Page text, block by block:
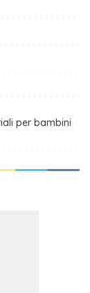
per bambini